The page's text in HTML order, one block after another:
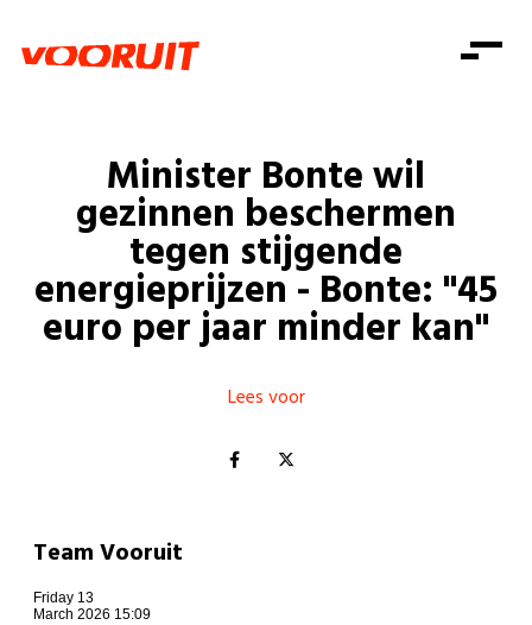
Zorg
Gelijke kansen
Welzijn
Consumentenbescherming
Pensioenen
Onze mensen
Standpunten
Vacatures
Doe mee
Doe mee
Word lid
Mis niets
Shop
Zoeken
Login
Login
Doe mee
Minister Bonte wil
gezinnen beschermen
tegen stijgende
energieprijzen - Bonte: "45
euro per jaar minder kan"
Lees voor
Team Vooruit
Friday 13
March 2026 15:09